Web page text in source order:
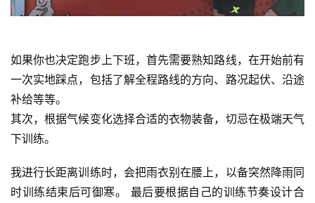
如果你也决定跑步上下班，首先需要熟知路线，在开始前有
一次实地踩点，包括了解全程路线的方向、路况起伏、沿途
补给等等。
其次，根据气候变化选择合适的衣物装备，切忌在极端天气
下训练。
我进行长距离训练时，会把雨衣别在腰上，以备突然降雨同
时训练结束后可御寒。 最后要根据自己的训练节奏设计合